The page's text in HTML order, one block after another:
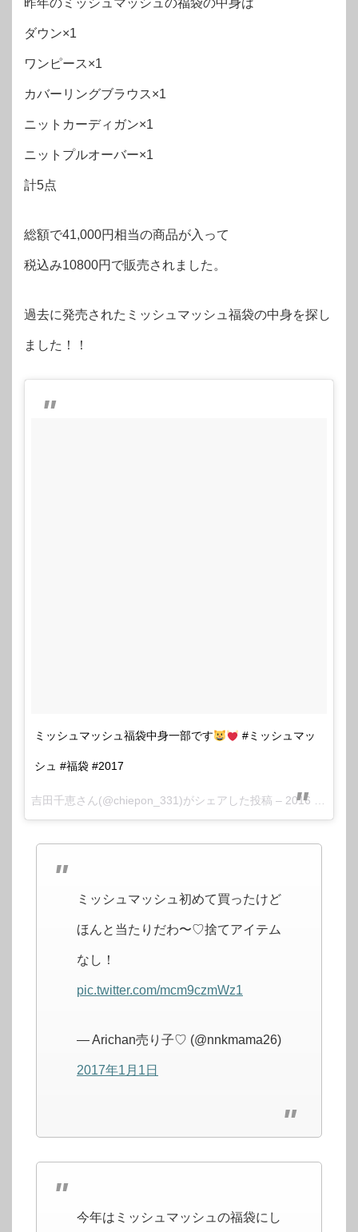
昨年のミッシュマッシュの福袋の中身は
ダウン×1
ワンピース×1
カバーリングブラウス×1
ニットカーディガン×1
ニットプルオーバー×1
計5点
総額で41,000円相当の商品が入って
税込み10800円で販売されました。
過去に発売されたミッシュマッシュ福袋の中身を探し
ました！！
ミッシュマッシュ福袋中身一部です #ミッシュマッ
シュ #福袋 #2017
吉田千恵さん(@chiepon_331)がシェアした投稿 – 2016 12月 31 6:20午後 PST
ミッシュマッシュ初めて買ったけど
ほんと当たりだわ〜♡捨てアイテム
なし！
pic.twitter.com/mcm9czmWz1
— Arichan売り子♡ (@nnkmama26)
2017年1月1日
今年はミッシュマッシュの福袋にし